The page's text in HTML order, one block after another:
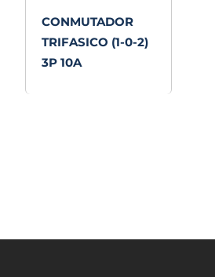
CONMUTADOR
TRIFASICO (1-0-2)
3P 10A